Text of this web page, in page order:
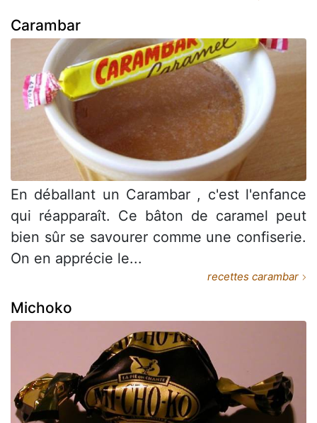
Carambar
En déballant un Carambar , c'est l'enfance
qui réapparaît. Ce bâton de caramel peut
bien sûr se savourer comme une confiserie.
On en apprécie le...
recettes carambar
Michoko